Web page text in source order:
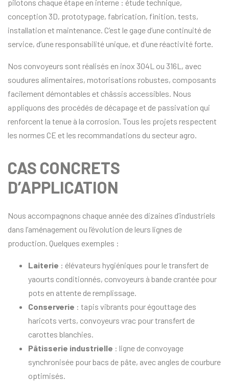
pilotons chaque étape en interne : étude technique,
conception 3D, prototypage, fabrication, finition, tests,
installation et maintenance. C’est le gage d’une continuité de
service, d’une responsabilité unique, et d’une réactivité forte.
Nos convoyeurs sont réalisés en inox 304L ou 316L, avec
soudures alimentaires, motorisations robustes, composants
facilement démontables et châssis accessibles. Nous
appliquons des procédés de décapage et de passivation qui
renforcent la tenue à la corrosion. Tous les projets respectent
les normes CE et les recommandations du secteur agro.
CAS CONCRETS
D’APPLICATION
Nous accompagnons chaque année des dizaines d’industriels
dans l’aménagement ou l’évolution de leurs lignes de
production. Quelques exemples :
Laiterie : élévateurs hygiéniques pour le transfert de
yaourts conditionnés, convoyeurs à bande crantée pour
pots en attente de remplissage.
Conserverie : tapis vibrants pour égouttage des
haricots verts, convoyeurs vrac pour transfert de
carottes blanchies.
Pâtisserie industrielle : ligne de convoyage
synchronisée pour bacs de pâte, avec angles de courbure
optimisés.